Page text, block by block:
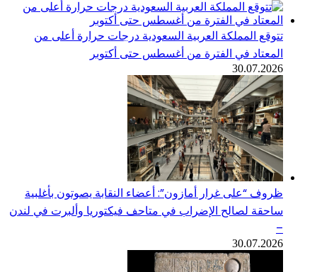
تتوقع المملكة العربية السعودية درجات حرارة أعلى من
المعتاد في الفترة من أغسطس حتى أكتوبر
30.07.2026
ظروف “على غرار أمازون”: أعضاء النقابة يصوتون بأغلبية
ساحقة لصالح الإضراب في متاحف فيكتوريا وألبرت في لندن
–
30.07.2026